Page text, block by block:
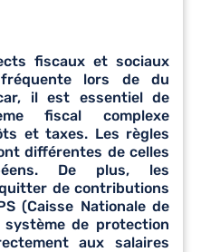
fiscaux et sociaux
lors de du
il est essentiel de
fiscal complexe
et taxes. Les règles
différentes de celles
De plus, les
de contributions
(Caisse Nationale de
système de protection
aux salaires